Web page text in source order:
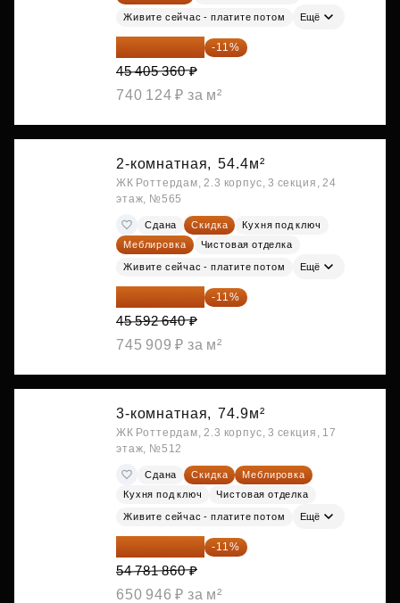
Живите сейчас - платите потом Ещё
40 410 770 ₽ -11%
45 405 360 ₽
740 124 ₽ за м²
2-комнатная, 54.4м²
ЖК Роттердам, 2.3 корпус, 3 секция, 24
этаж, №565
Сдана Скидка
Кухня под ключ
Меблировка
Чистовая отделка
Живите сейчас - платите потом Ещё
40 577 450 ₽ -11%
45 592 640 ₽
745 909 ₽ за м²
3-комнатная, 74.9м²
ЖК Роттердам, 2.3 корпус, 3 секция, 17
этаж, №512
Сдана Скидка
Меблировка
Кухня под ключ
Чистовая отделка
Живите сейчас - платите потом Ещё
48 755 855 ₽ -11%
54 781 860 ₽
650 946 ₽ за м²